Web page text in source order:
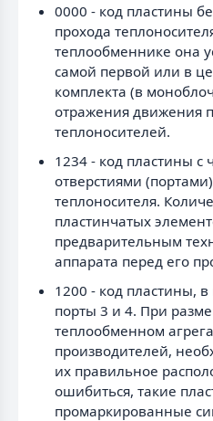
0000 - код пластины
прохода
теплообменнике она
самой первой или в
комплекта (в
отражения движения
теплоносителей.
1234 - код пластины с
отверстиями
теплоносителя.
пластинчатых
предварительным
аппарата перед его
1200 - код пластины,
порты 3 и 4. При
теплообменном
производителей,
их правильное
ошибиться, такие
промаркированные